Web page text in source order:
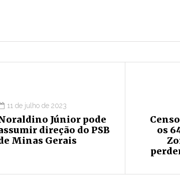
11 de julho de 2023
Júnior pode
direção do PSB
Minas Gerais
os